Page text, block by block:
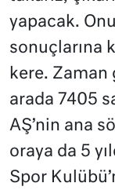
yapacak.
sonuçlarına
kere. Zaman
arada 7405
AŞ’nin ana
oraya da 5
Spor